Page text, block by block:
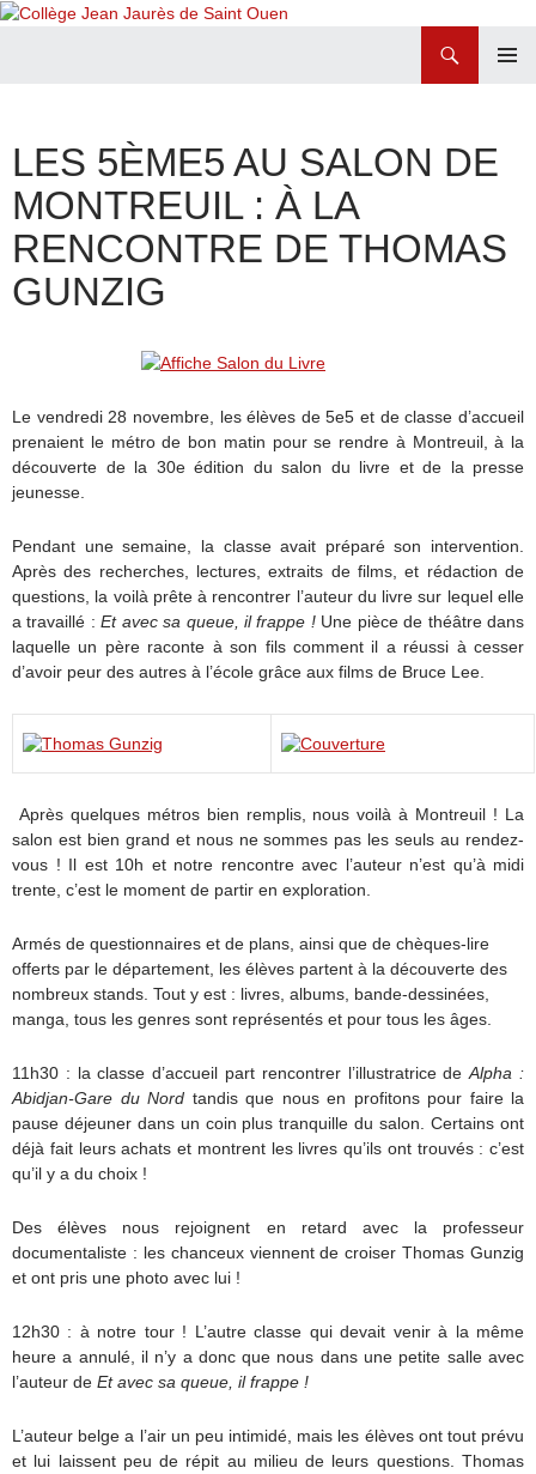
LES 5ÈME5 AU SALON DE
MONTREUIL : À LA
RENCONTRE DE THOMAS
GUNZIG
Le vendredi 28 novembre, les élèves de 5e5 et de classe d’accueil
prenaient le métro de bon matin pour se rendre à Montreuil, à la
découverte de la 30e édition du salon du livre et de la presse
jeunesse.
Pendant une semaine, la classe avait préparé son intervention.
Après des recherches, lectures, extraits de films, et rédaction de
questions, la voilà prête à rencontrer l’auteur du livre sur lequel elle
a travaillé :Et avec sa queue, il frappe !Une pièce de théâtre dans
laquelle un père raconte à son fils comment il a réussi à cesser
d’avoir peur des autres à l’école grâce aux films de Bruce Lee.
Après quelques métros bien remplis, nous voilà à Montreuil ! La
salon est bien grand et nous ne sommes pas les seuls au rendez-
vous ! Il est 10h et notre rencontre avec l’auteur n’est qu’à midi
trente, c’est le moment de partir en exploration.
Armés de questionnaires et de plans, ainsi que de chèques-lire
offerts par le département, les élèves partent à la découverte des
nombreux stands. Tout y est : livres, albums, bande-dessinées,
manga, tous les genres sont représentés et pour tous les âges.
11h30 : la classe d’accueil part rencontrer l’illustratrice deAlpha :
Abidjan-Gare du Nord tandis que nous en profitons pour faire la
pause déjeuner dans un coin plus tranquille du salon. Certains ont
déjà fait leurs achats et montrent les livres qu’ils ont trouvés : c’est
qu’il y a du choix !
Des élèves nous rejoignent en retard avec la professeur
documentaliste : les chanceux viennent de croiser Thomas Gunzig
et ont pris une photo avec lui !
12h30 : à notre tour ! L’autre classe qui devait venir à la même
heure a annulé, il n’y a donc que nous dans une petite salle avec
l’auteur de Et avec sa queue, il frappe !
L’auteur belge a l’air un peu intimidé, mais les élèves ont tout prévu
et lui laissent peu de répit au milieu de leurs questions. Thomas